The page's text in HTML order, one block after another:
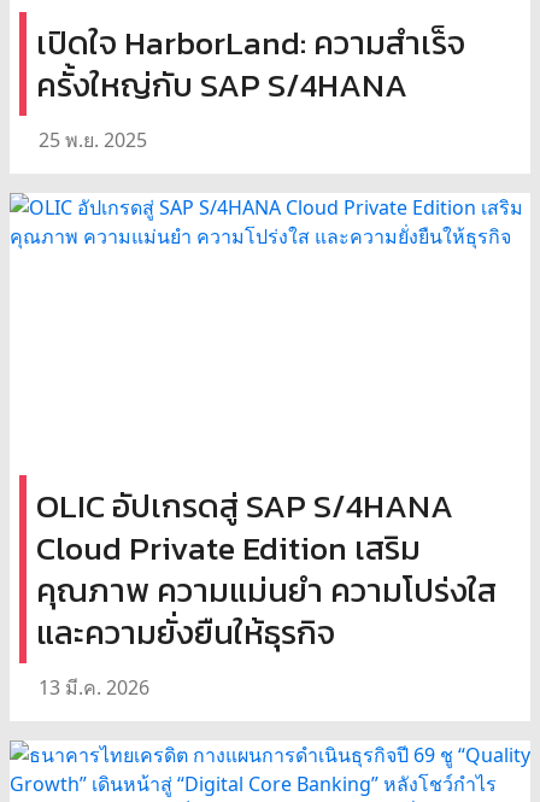
เปิดใจ HarborLand: ความสำเร็จ
ครั้งใหญ่กับ SAP S/4HANA
25 พ.ย. 2025
OLIC อัปเกรดสู่ SAP S/4HANA
Cloud Private Edition เสริม
คุณภาพ ความแม่นยำ ความโปร่งใส
และความยั่งยืนให้ธุรกิจ
13 มี.ค. 2026